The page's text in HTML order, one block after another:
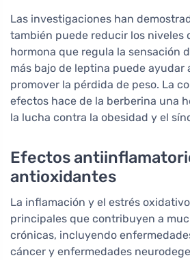
Las investigaciones han
también puede reducir los niveles
hormona que regula la sensación
más bajo de leptina puede ayudar
promover la pérdida de peso. La
efectos hace de la berberina una
la lucha contra la obesidad y el
Efectos
antioxidantes
La inflamación y el estrés
principales que contribuyen a
crónicas, incluyendo
cáncer y enfermedades